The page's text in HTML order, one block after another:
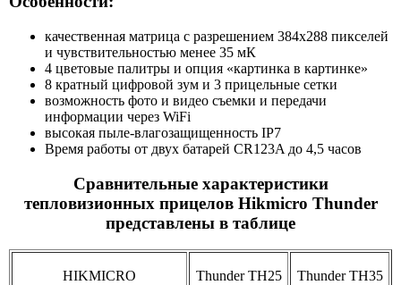
качественная матрица с разрешением 384х288 пикселей
и чувствительностью менее 35 мК
4 цветовые палитры и опция «картинка в картинке»
8 кратный цифровой зум и 3 прицельные сетки
возможность фото и видео съемки и передачи
информации через WiFi
высокая пыле-влагозащищенность IP7
Время работы от двух батарей CR123A до 4,5 часов
Сравнительные характеристики
тепловизионных прицелов Hikmicro Thunder
представлены в таблице
HIKMICRO Thunder TH25 Thunder TH35